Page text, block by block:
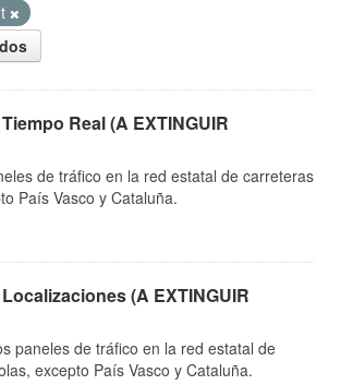
Real (A EXTINGUIR
de tráfico en la red estatal de carreteras
País Vasco y Cataluña.
(A EXTINGUIR
paneles de tráfico en la red estatal de
excepto País Vasco y Cataluña.